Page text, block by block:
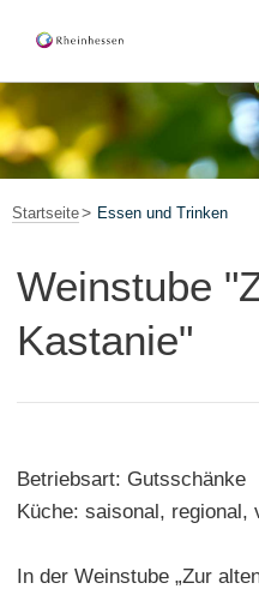
Wein
Startseite Essen und Trinken
Weinstube
Kastanie"
Betriebsart: Gutsschänke
Küche: saisonal, regional,
In der Weinstube „Zur